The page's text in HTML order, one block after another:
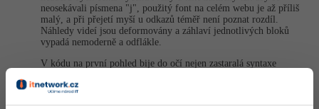
neosekávali písmena "j", použitý font na celém webu je až příliš
malý, a při přejetí myší u odkazů téměř není poznat rozdíl.
Náhledy videí jsou deformovány a záhlaví jednotlivých bloků
vypadá nemoderně a odflákle.
V kódu na první pohled bije do očí nejen zastaralá syntaxe
http://validator.w3.org/check?…